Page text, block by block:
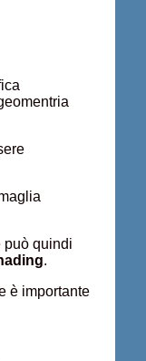
può quindi
.
è importante